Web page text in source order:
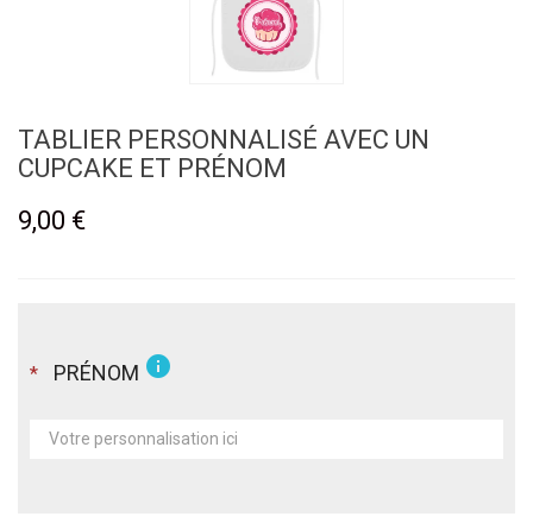
TABLIER PERSONNALISÉ AVEC UN
CUPCAKE ET PRÉNOM
9,00 €
* PRÉNOM info